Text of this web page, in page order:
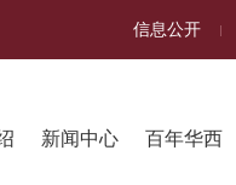
信息公开
新闻中心 百年华西